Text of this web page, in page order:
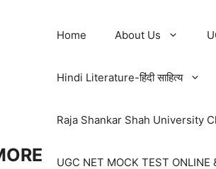
Home About Us
Hindi Literature-हिंदी साहित्य
Raja Shankar Shah University
UGC NET MOCK TEST ONLINE